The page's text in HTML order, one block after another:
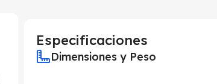
Especificaciones
Dimensiones y Peso